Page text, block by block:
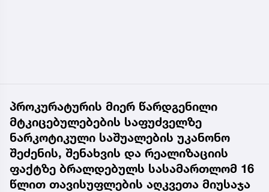
პროკურატურის მიერ წარდგენილი
მტკიცებულებების საფუძველზე
ნარკოტიკული საშუალების უკანონო
შეძენის, შენახვის და რეალიზაციის
ფაქტზე ბრალდებულს სასამართლომ 16
წლით თავისუფლების აღკვეთა მიუსაჯა